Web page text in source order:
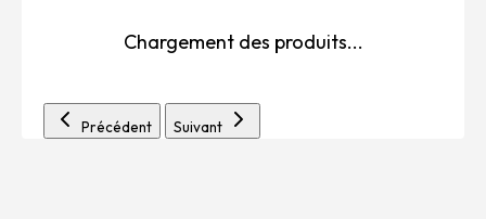
Chargement des produits...
Précédent Suivant